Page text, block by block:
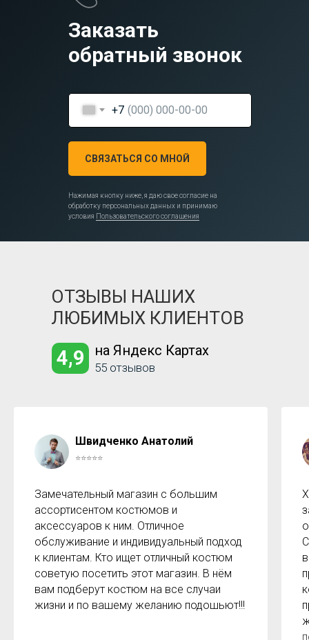
Заказать
обратный звонок
+7
СВЯЗАТЬСЯ СО МНОЙ
Нажимая кнопку ниже, я даю свое согласие на
обработку персональных данных и принимаю
условия Пользовательского соглашения
55 отзывов
на Яндекс Картах
4,9
ОТЗЫВЫ НАШИХ
ЛЮБИМЫХ КЛИЕНТОВ
Швидченко Анатолий
⭐⭐⭐⭐⭐
Замечательный магазин с большим
ассортисентом костюмов и
аксессуаров к ним. Отличное
обслуживание и индивидуальный подход
к клиентам. Кто ищет отличный костюм
советую посетить этот магазин. В нём
вам подберут костюм на все случаи
жизни и по вашему желанию подошьют!!!